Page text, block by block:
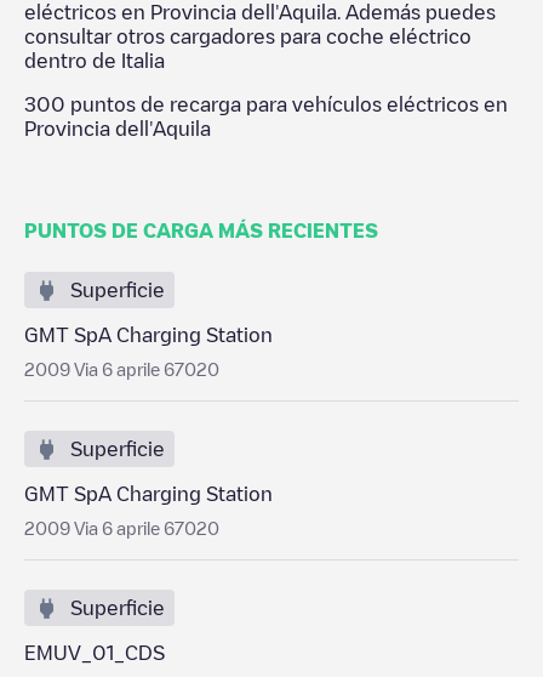
eléctricos en Provincia dell'Aquila . Además puedes
consultar otros cargadores para coche eléctrico
dentro de Italia
300 puntos de recarga para vehículos eléctricos en
Provincia dell'Aquila
PUNTOS DE CARGA MÁS RECIENTES
Superficie
GMT SpA Charging Station
2009 Via 6 aprile 67020
Superficie
GMT SpA Charging Station
2009 Via 6 aprile 67020
Superficie
EMUV_01_CDS